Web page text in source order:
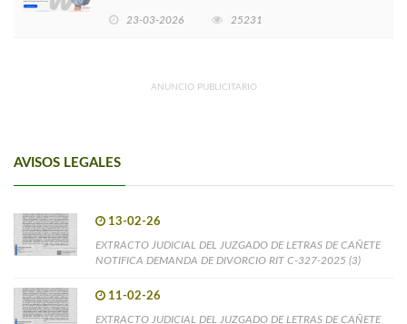
23-03-2026 25231
ANUNCIO PUBLICITARIO
AVISOS LEGALES
13-02-26
EXTRACTO JUDICIAL DEL JUZGADO DE LETRAS DE CAÑETE
NOTIFICA DEMANDA DE DIVORCIO RIT C-327-2025 (3)
11-02-26
EXTRACTO JUDICIAL DEL JUZGADO DE LETRAS DE CAÑETE